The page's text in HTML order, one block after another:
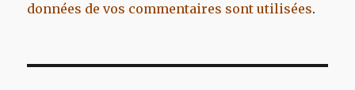
données de vos commentaires sont utilisées.